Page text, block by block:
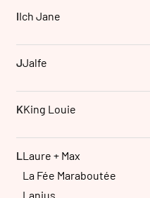
IIch Jane
JJalfe
KKing Louie
L Laure + Max
La Fée Maraboutée
Lanius